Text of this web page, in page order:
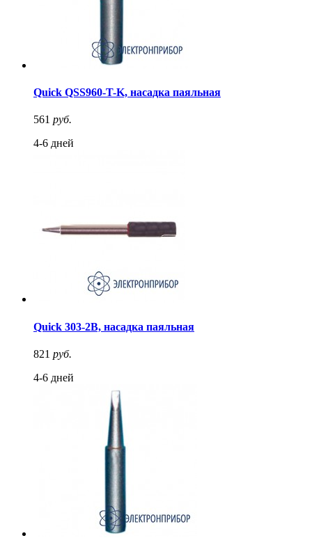
Quick QSS960-T-K, насадка паяльная
561 руб.
4-6 дней
Quick 303-2B, насадка паяльная
821 руб.
4-6 дней